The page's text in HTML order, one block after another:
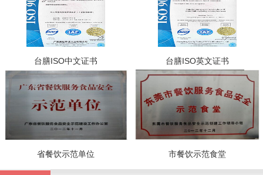
台膳ISO中文证书 台膳ISO英文证书
省餐饮示范单位 市餐饮示范食堂